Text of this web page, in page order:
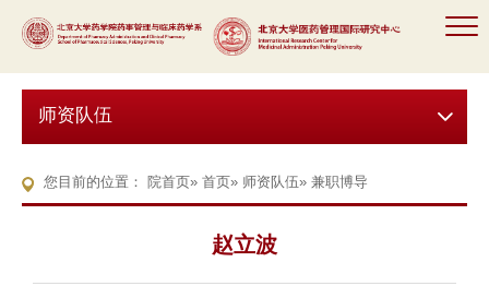
师资队伍
您目前的位置： 院首页» 首页» 师资队伍» 兼职博导
赵立波